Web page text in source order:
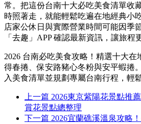
常。把這份台南十大必吃美食清單收
時照著走，就能輕鬆吃遍在地經典小
店家公休日與實際營業時間可能因季
「去趣」APP 確認最新資訊，讓旅程
2026 台南必吃美食攻略！精選十大在
得春捲、保安路豬心冬粉與安平蝦捲
入美食清單並規劃專屬台南行程，輕
上一篇 2026東京紫陽花景點推
賞花景點總整理
下一篇 2026宜蘭礁溪溫泉攻略